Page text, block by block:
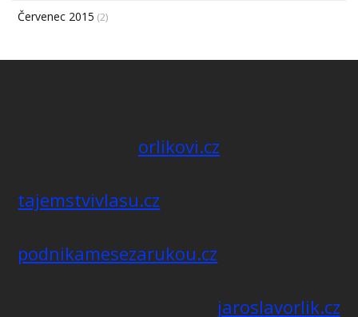
Červenec 2015 (2)
orlikovi.cz
tajemstvivlasu.cz
podnikamesezarukou.cz
jaroslavorlik.cz